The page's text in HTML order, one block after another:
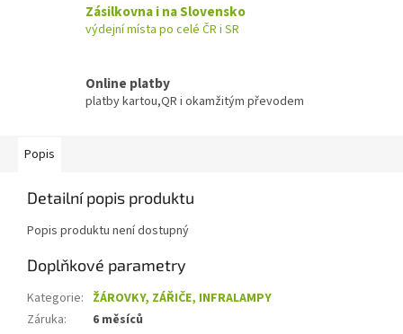
Zásilkovna i na Slovensko
výdejní místa po celé ČR i SR
Online platby
platby kartou,QR i okamžitým převodem
Popis
Detailní popis produktu
Popis produktu není dostupný
Doplňkové parametry
Kategorie: ŽÁROVKY, ZÁŘIČE, INFRALAMPY
Záruka: 6 měsíců